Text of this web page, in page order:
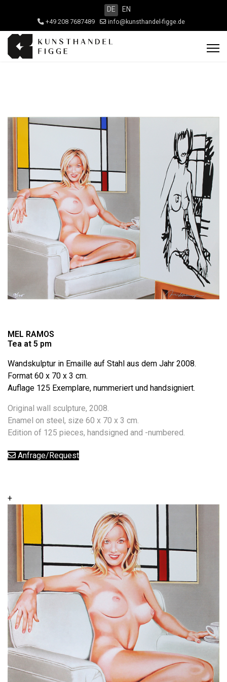
DE EN
+49 208 7687489 info@kunsthandel-figge.de
MEL RAMOS
Tea at 5 pm
Wandskulptur in Emaille auf Stahl aus dem Jahr 2008.
Format 60 x 70 x 3 cm.
Auflage 125 Exemplare, nummeriert und handsigniert.
Original wall sculpture, 2008.
Enamel on steel, size 60 x 70 x 3 cm.
Edition of 125 pieces, handsigned and -numbered.
Anfrage/Request
+